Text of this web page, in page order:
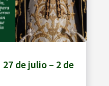
27 de julio – 2 de